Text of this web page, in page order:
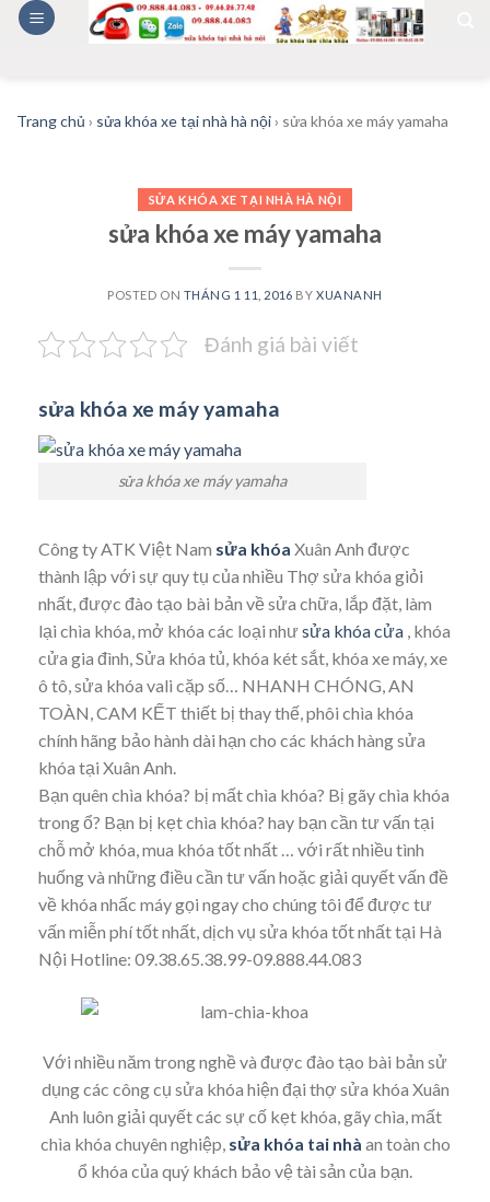
Skip
Trang chủ › sửa khóa xe tại nhà hà nội› sửa khóa xe máy yamaha
SỬA KHÓA XE TẠI NHÀ HÀ NỘI
sửa khóa xe máy yamaha
POSTED ON THÁNG 1 11, 2016 BY XUANANH
Đánh giá bài viết
sửa khóa xe máy yamaha
sửa khóa xe máy yamaha
Công ty ATK Việt Nam sửa khóa Xuân Anh được
thành lập với sự quy tụ của nhiều Thợ sửa khóa giỏi
nhất, được đào tạo bài bản về sửa chữa, lắp đặt, làm
lại chìa khóa, mở khóa các loại nhưsửa khóa cửa , khóa
cửa gia đình, Sửa khóa tủ, khóa két sắt, khóa xe máy, xe
ô tô, sửa khóa vali cặp số… NHANH CHÓNG, AN
TOÀN, CAM KẾT thiết bị thay thế, phôi chìa khóa
chính hãng bảo hành dài hạn cho các khách hàng sửa
khóa tại Xuân Anh.
Bạn quên chìa khóa? bị mất chìa khóa? Bị gãy chìa khóa
trong ổ? Bạn bị kẹt chìa khóa? hay bạn cần tư vấn tại
chỗ mở khóa, mua khóa tốt nhất … với rất nhiều tình
huống và những điều cần tư vấn hoặc giải quyết vấn đề
về khóa nhấc máy gọi ngay cho chúng tôi để được tư
vấn miễn phí tốt nhất, dịch vụ sửa khóa tốt nhất tại Hà
Nội Hotline: 09.38.65.38.99-09.888.44.083
Với nhiều năm trong nghề và được đào tạo bài bản sử
dụng các công cụ sửa khóa hiện đại thợ sửa khóa Xuân
Anh luôn giải quyết các sự cố kẹt khóa, gãy chìa, mất
chìa khóa chuyên nghiệp, sửa khóa tai nhà an toàn cho
ổ khóa của quý khách bảo vệ tài sản của bạn.